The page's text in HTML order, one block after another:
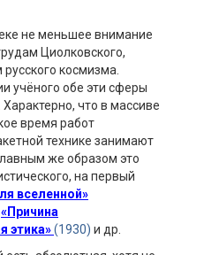
не меньшее внимание
Циолковского,
космизма.
учёного обе эти сферы
что в массиве
время работ
технике занимают
же образом это
на первый
вселенной»
«Причина
этика»(1930) и др.